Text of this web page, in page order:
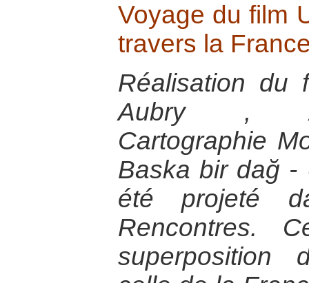
Voyage du film
travers la
Réalisation du
Aubry ,
Cartographie
Baska bir dağ -
été projeté
Rencontres.
superposition